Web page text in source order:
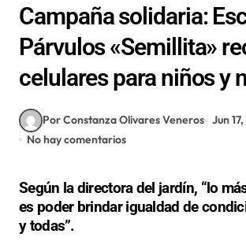
Campaña solidaria:
Párvulos «Semillita»
celulares para niños y
Por Constanza Olivares Veneros Jun
No hay comentarios
Según la directora del jardín, “lo
es poder brindar igualdad de
y todas”.